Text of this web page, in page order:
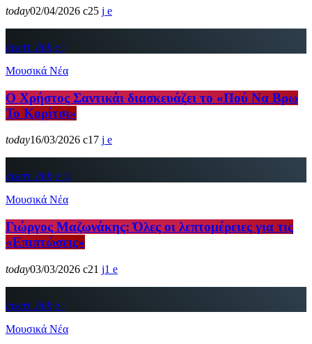
today02/04/2026 25
insert_link
Μουσικά Νέα
Ο Χρήστος Σαντικάι διασκευάζει το «Πού Να Βρω
Το Κορίτσι»
today16/03/2026 17
insert_link
1
Μουσικά Νέα
Γιώργος Μαζωνάκης: Όλες οι λεπτομέρειες για τις
«Επιπτώσεις»
today03/03/2026 21 1
insert_link
Μουσικά Νέα